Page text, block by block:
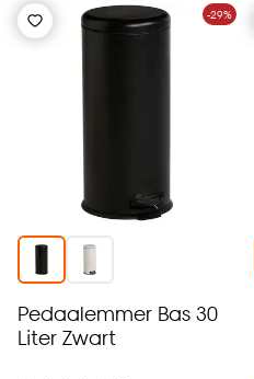
-29%
Pedaalemmer Bas 30
Liter Zwart